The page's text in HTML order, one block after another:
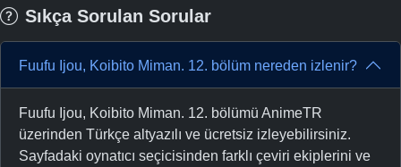
Sıkça Sorulan Sorular
Fuufu Ijou, Koibito Miman. 12. bölüm nereden izlenir?
Fuufu Ijou, Koibito Miman. 12. bölümü AnimeTR
üzerinden Türkçe altyazılı ve ücretsiz izleyebilirsiniz.
Sayfadaki oynatıcı seçicisinden farklı çeviri ekiplerini ve